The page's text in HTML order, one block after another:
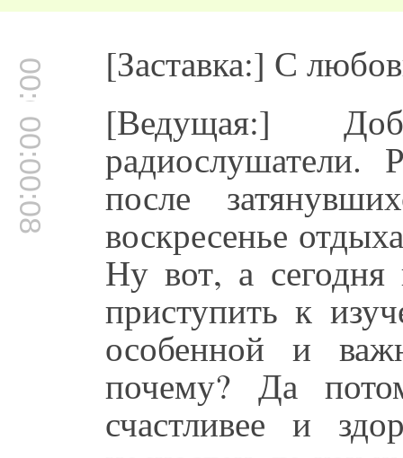
00:00:00 [Заставка:] С
00:00:08 [Ведущая:]
радиослушатели.
после
воскресенье
Ну вот, а
приступить к
особенной и
почему? Да
счастливее и